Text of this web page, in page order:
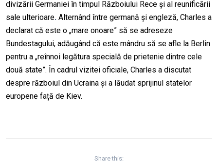
divizării Germaniei în timpul Războiului Rece și al reunificării
sale ulterioare. Alternând între germană și engleză, Charles a
declarat că este o „mare onoare” să se adreseze
Bundestagului, adăugând că este mândru să se afle la Berlin
pentru a „reînnoi legătura specială de prietenie dintre cele
două state”. În cadrul vizitei oficiale, Charles a discutat
despre războiul din Ucraina și a lăudat sprijinul statelor
europene față de Kiev.
Share this: